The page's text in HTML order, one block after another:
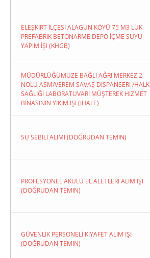
ELEŞKIRT İLÇESI ALAGÜN KÖYÜ 75 M3 LÜK
PREFABRIK BETONARME DEPO İÇME SUYU
YAPIM İŞI (KHGB)
MÜDÜRLÜĞÜMÜZE BAĞLI AĞRI MERKEZ 2
NOLU ASM/VEREM SAVAŞ DISPANSERI /HALK
SAĞLIĞI LABORATUVARI MÜŞTEREK HIZMET
BINASININ YIKIM İŞI (İHALE)
SU SEBİLİ ALIMI (DOĞRUDAN TEMIN)
PROFESYONEL AKÜLÜ EL ALETLERİ ALIM İŞİ
(DOĞRUDAN TEMIN)
GÜVENLİK PERSONELİ KIYAFET ALIM İŞİ
(DOĞRUDAN TEMIN)